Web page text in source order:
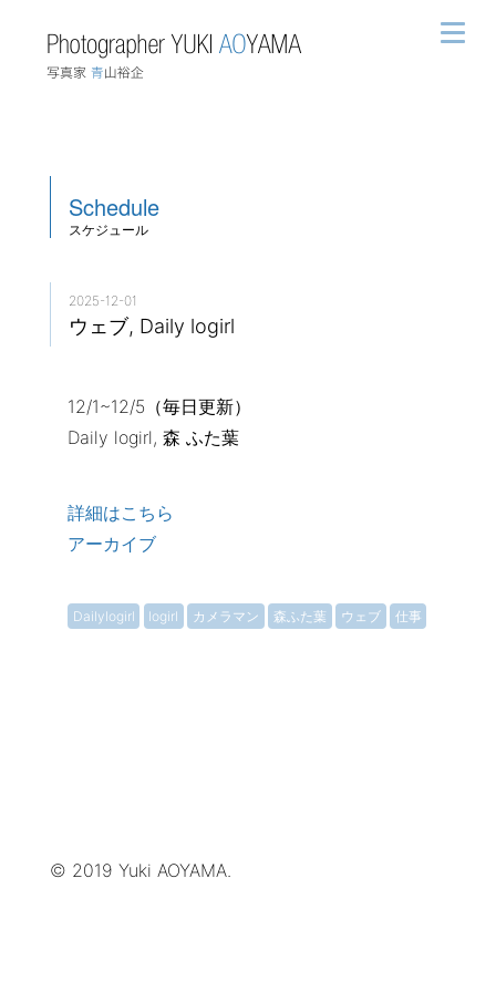
Schedule
スケジュール
2025-12-01
ウェブ, Daily logirl
12/1~12/5（毎日更新）
Daily logirl, 森 ふた葉
詳細はこちら
アーカイブ
Dailylogirl logirl カメラマン 森ふた葉 ウェブ 仕事
© 2019 Yuki AOYAMA.